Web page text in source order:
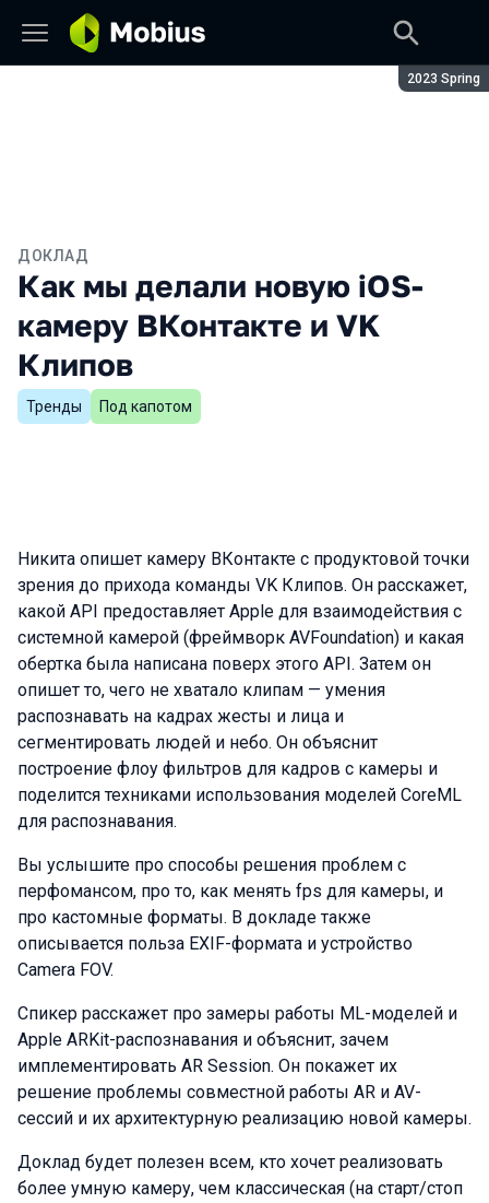
Сезон:
2023 Spring
ДОКЛАД
Как мы делали новую iOS-
камеру ВКонтакте и VK
Клипов
Тренды Под капотом
Никита опишет камеру ВКонтакте с продуктовой точки
зрения до прихода команды VK Клипов. Он расскажет,
какой API предоставляет Apple для взаимодействия с
системной камерой (фреймворк AVFoundation) и какая
обертка была написана поверх этого API. Затем он
опишет то, чего не хватало клипам — умения
распознавать на кадрах жесты и лица и
сегментировать людей и небо. Он объяснит
построение флоу фильтров для кадров с камеры и
поделится техниками использования моделей CoreML
для распознавания.
Вы услышите про способы решения проблем с
перфомансом, про то, как менять fps для камеры, и
про кастомные форматы. В докладе также
описывается польза EXIF-формата и устройство
Camera FOV.
Спикер расскажет про замеры работы ML-моделей и
Apple ARKit-распознавания и объяснит, зачем
имплементировать AR Session. Он покажет их
решение проблемы совместной работы AR и AV-
сессий и их архитектурную реализацию новой камеры.
Доклад будет полезен всем, кто хочет реализовать
более умную камеру, чем классическая (на старт/стоп